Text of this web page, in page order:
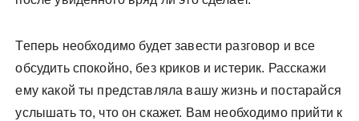
Теперь необходимо будет завести разговор и все
обсудить спокойно, без криков и истерик. Расскажи
ему какой ты представляла вашу жизнь и постарайся
услышать то, что он скажет. Вам необходимо прийти к